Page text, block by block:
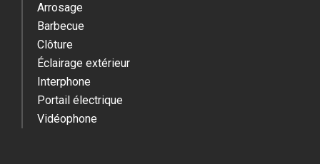
Arrosage
Barbecue
Clôture
Éclairage extérieur
Interphone
Portail électrique
Vidéophone